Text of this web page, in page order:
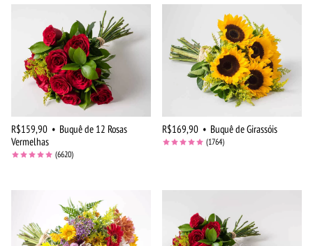
R$159,90 • Buquê de 12 Rosas
Vermelhas
(6620)
R$169,90 • Buquê de Girassóis
(1764)